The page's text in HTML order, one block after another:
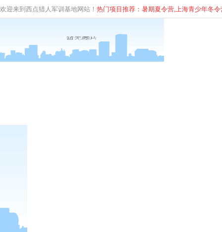
欢迎来到西点猎人军训基地网站！ 热门项目推荐：暑期夏令营,上海青少年冬令